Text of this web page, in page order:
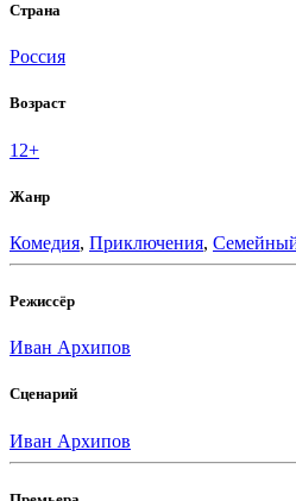
Страна
Россия
Возраст
12+
Жанр
Комедия, Приключения,
Режиссёр
Иван Архипов
Сценарий
Иван Архипов